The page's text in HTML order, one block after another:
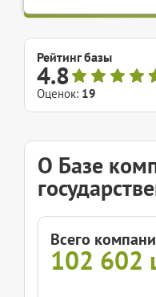
Рейтинг базы
4.8
Оценок: 19
О Базе
Всего
102 602